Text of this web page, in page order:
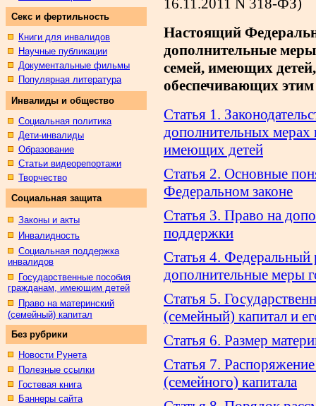
Секс и фертильность
Книги для инвалидов
Научные публикации
Документальные фильмы
Популярная литература
Инвалиды и общество
Социальная политика
Дети-инвалиды
Образование
Статьи видеорепортажи
Творчество
Социальная защита
Законы и акты
Инвалидность
Социальная поддержка
инвалидов
Государственные пособия
гражданам, имеющим детей
Право на материнский
(семейный) капитал
Без рубрики
Новости Рунета
Полезные ссылки
Гостевая книга
Баннеры сайта
16.11.2011 N 318-ФЗ)
Настоящий
дополнительные
семей, имеющих
обеспечивающих
Статья 1.
дополнительных мерах
имеющих детей
Статья 2. Основные
Федеральном законе
Статья 3. Право на
поддержки
Статья 4.
дополнительные меры
Статья 5.
(семейный) капитал и
Статья 6. Размер
Статья 7.
(семейного) капитала